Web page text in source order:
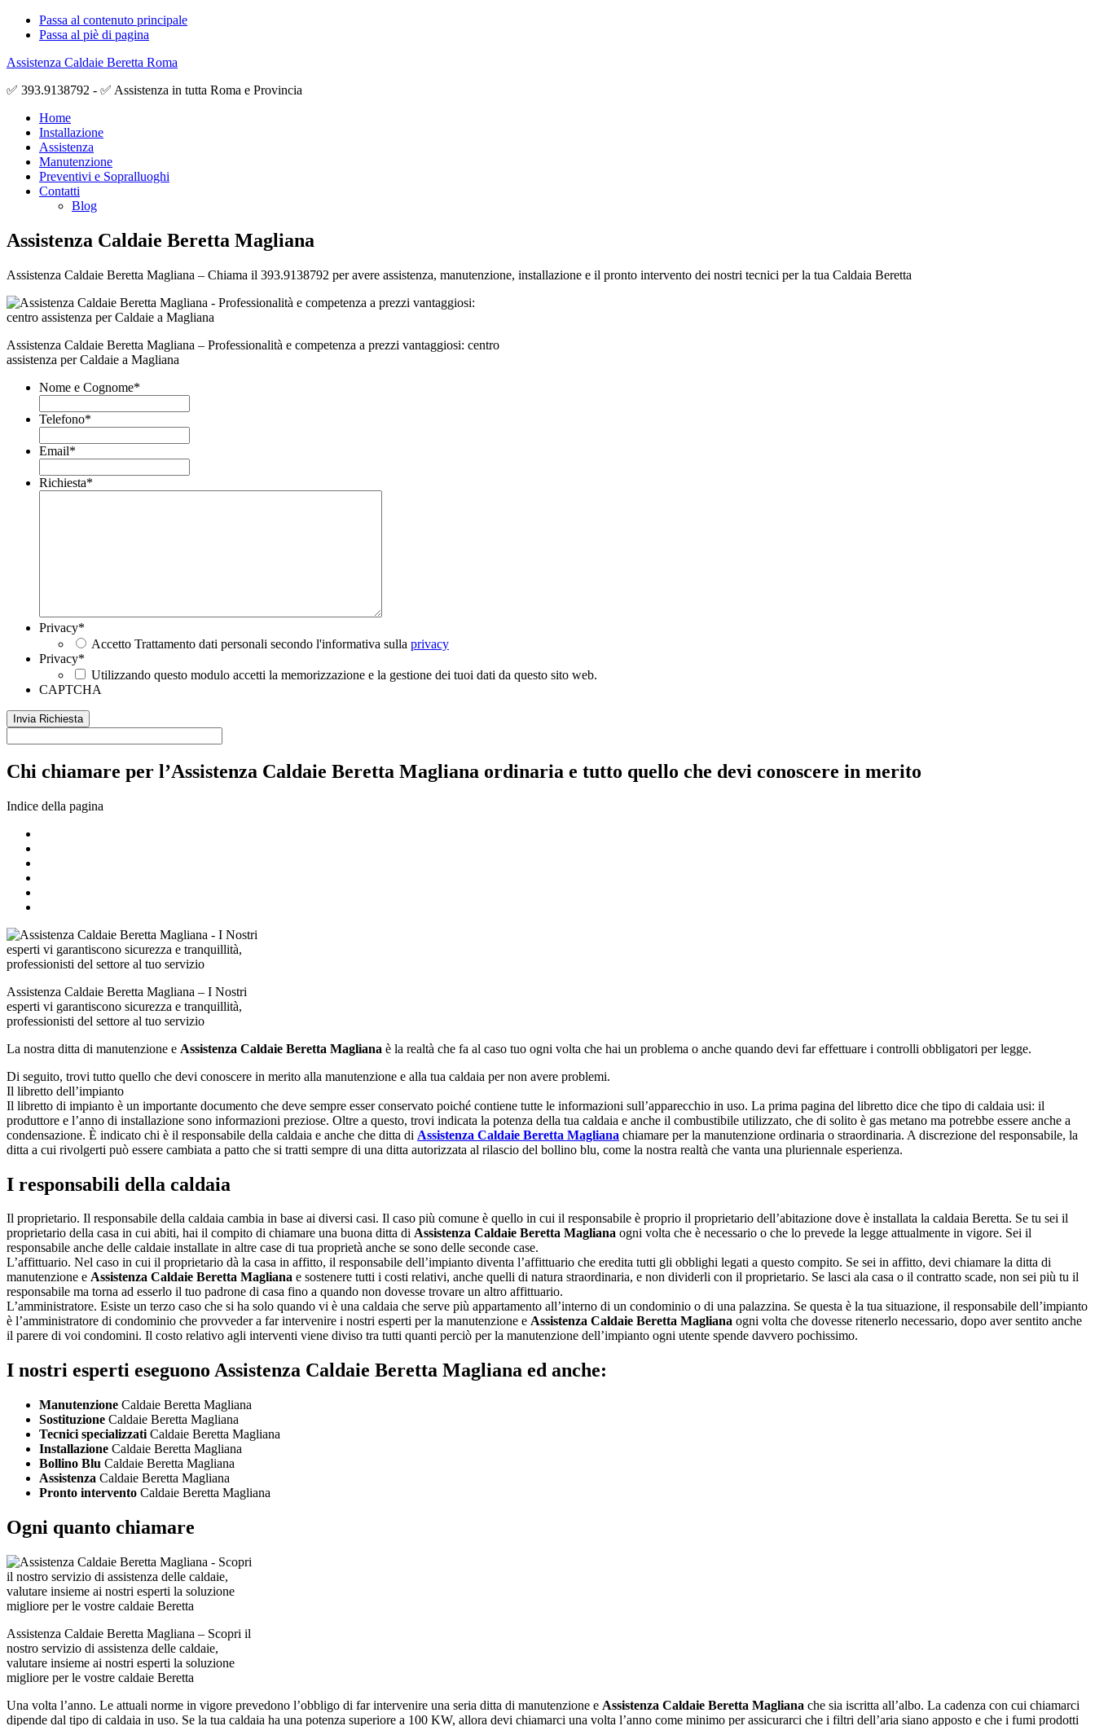
Passa al contenuto principale
Passa al piè di pagina
Assistenza Caldaie Beretta Roma
✅ 393.9138792 - ✅ Assistenza in tutta Roma e Provincia
Home
Installazione
Assistenza
Manutenzione
Preventivi e Sopralluoghi
Contatti
Blog
Assistenza Caldaie Beretta Magliana
Assistenza Caldaie Beretta Magliana – Chiama il 393.9138792 per avere assistenza, manutenzione, installazione e il pronto intervento dei nostri tecnici per la tua Caldaia Beretta
Assistenza Caldaie Beretta Magliana – Professionalità e competenza a prezzi vantaggiosi: centro
assistenza per Caldaie a Magliana
Nome e Cognome*
Telefono*
Email*
Richiesta*
Privacy*
Accetto Trattamento dati personali secondo l'informativa sulla privacy
Privacy*
Utilizzando questo modulo accetti la memorizzazione e la gestione dei tuoi dati da questo sito web.
CAPTCHA
Chi chiamare per l’Assistenza Caldaie Beretta Magliana ordinaria e tutto quello che devi conoscere in merito
Indice della pagina
Assistenza Caldaie Beretta Magliana – I Nostri
esperti vi garantiscono sicurezza e tranquillità,
professionisti del settore al tuo servizio
La nostra ditta di manutenzione e Assistenza Caldaie Beretta Magliana è la realtà che fa al caso tuo ogni volta che hai un problema o anche quando devi far effettuare i controlli obbligatori per legge.
Di seguito, trovi tutto quello che devi conoscere in merito alla manutenzione e alla tua caldaia per non avere problemi.
Il libretto dell’impianto
Il libretto di impianto è un importante documento che deve sempre esser conservato poiché contiene tutte le informazioni sull’apparecchio in uso. La prima pagina del libretto dice che tipo di caldaia usi: il
produttore e l’anno di installazione sono informazioni preziose. Oltre a questo, trovi indicata la potenza della tua caldaia e anche il combustibile utilizzato, che di solito è gas metano ma potrebbe essere anche a
condensazione. È indicato chi è il responsabile della caldaia e anche che ditta di Assistenza Caldaie Beretta Magliana chiamare per la manutenzione ordinaria o straordinaria. A discrezione del responsabile, la
ditta a cui rivolgerti può essere cambiata a patto che si tratti sempre di una ditta autorizzata al rilascio del bollino blu, come la nostra realtà che vanta una pluriennale esperienza.
I responsabili della caldaia
Il proprietario. Il responsabile della caldaia cambia in base ai diversi casi. Il caso più comune è quello in cui il responsabile è proprio il proprietario dell’abitazione dove è installata la caldaia Beretta. Se tu sei il
proprietario della casa in cui abiti, hai il compito di chiamare una buona ditta di Assistenza Caldaie Beretta Magliana ogni volta che è necessario o che lo prevede la legge attualmente in vigore. Sei il
responsabile anche delle caldaie installate in altre case di tua proprietà anche se sono delle seconde case.
L’affittuario. Nel caso in cui il proprietario dà la casa in affitto, il responsabile dell’impianto diventa l’affittuario che eredita tutti gli obblighi legati a questo compito. Se sei in affitto, devi chiamare la ditta di
manutenzione e Assistenza Caldaie Beretta Magliana e sostenere tutti i costi relativi, anche quelli di natura straordinaria, e non dividerli con il proprietario. Se lasci ala casa o il contratto scade, non sei più tu il
responsabile ma torna ad esserlo il tuo padrone di casa fino a quando non dovesse trovare un altro affittuario.
L’amministratore. Esiste un terzo caso che si ha solo quando vi è una caldaia che serve più appartamento all’interno di un condominio o di una palazzina. Se questa è la tua situazione, il responsabile dell’impianto
è l’amministratore di condominio che provveder a far intervenire i nostri esperti per la manutenzione e Assistenza Caldaie Beretta Magliana ogni volta che dovesse ritenerlo necessario, dopo aver sentito anche
il parere di voi condomini. Il costo relativo agli interventi viene diviso tra tutti quanti perciò per la manutenzione dell’impianto ogni utente spende davvero pochissimo.
I nostri esperti eseguono Assistenza Caldaie Beretta Magliana ed anche:
Manutenzione Caldaie Beretta Magliana
Sostituzione Caldaie Beretta Magliana
Tecnici specializzati Caldaie Beretta Magliana
Installazione Caldaie Beretta Magliana
Bollino Blu Caldaie Beretta Magliana
Assistenza Caldaie Beretta Magliana
Pronto intervento Caldaie Beretta Magliana
Ogni quanto chiamare
Assistenza Caldaie Beretta Magliana – Scopri il
nostro servizio di assistenza delle caldaie,
valutare insieme ai nostri esperti la soluzione
migliore per le vostre caldaie Beretta
Una volta l’anno. Le attuali norme in vigore prevedono l’obbligo di far intervenire una seria ditta di manutenzione e Assistenza Caldaie Beretta Magliana che sia iscritta all’albo. La cadenza con cui chiamarci
dipende dal tipo di caldaia in uso. Se la tua caldaia ha una potenza superiore a 100 KW, allora devi chiamarci una volta l’anno come minimo per assicurarci che i filtri dell’aria siano apposto e che i fumi prodotti